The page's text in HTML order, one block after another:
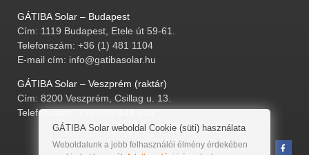
GÁTIBA Solar – Budapest
Cím: 1119 Budapest, Etele út 59-61.
Telefonszám: +36 (1) 481 1104
E-mail cím: info@gatibasolar.hu
GÁTIBA Solar – Veszprém (raktár)
Cím: 8200 Veszprém, Csillag u. 13.
Telefonszám: +36 (88) 444 720
GÁTIBA Solar weboldal Cookie (süti) használata
Weboldalunk a jobb felhasználói élmény érdekében